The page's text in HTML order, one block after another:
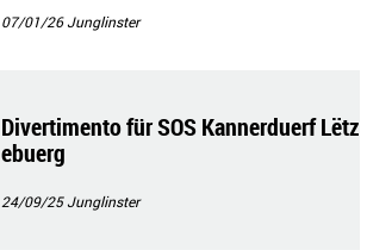
07/01/26Junglinster
Divertimento für SOS Kannerduerf Lëtz
ebuerg
24/09/25Junglinster